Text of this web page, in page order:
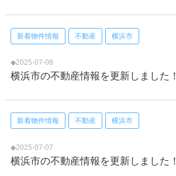
新着物件情報 不動産 横浜市
◆2025-07-08
横浜市の不動産情報を更新しました！
新着物件情報 不動産 横浜市
◆2025-07-07
横浜市の不動産情報を更新しました！